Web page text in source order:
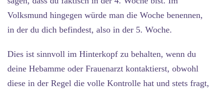
Volksmund hingegen würde man die Woche benennen,
in der du dich befindest, also in der 5. Woche.
Dies ist sinnvoll im Hinterkopf zu behalten, wenn du
deine Hebamme oder Frauenarzt kontaktierst, obwohl
diese in der Regel die volle Kontrolle hat und stets fragt,